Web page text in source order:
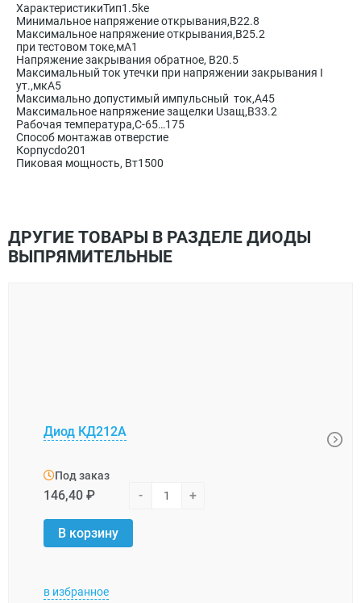
ХарактеристикиТип1.5kе
Минимальное напряжение открывания,В22.8
Максимальное напряжение открывания,В25.2
при тестовом токе,мА1
Напряжение закрывания обратное, В20.5
Максимальный ток утечки при напряжении закрывания I
ут.,мкА5
Максимально допустимый импульсный ток,А45
Максимальное напряжение защелки Uзащ,В33.2
Рабочая температура,С-65…175
Способ монтажав отверстие
Корпусdo201
Пиковая мощность, Вт1500
ДРУГИЕ ТОВАРЫ В РАЗДЕЛЕ ДИОДЫ
ВЫПРЯМИТЕЛЬНЫЕ
Диод КД212А
Под заказ
146,40 ₽ - +
В корзину
в избранное